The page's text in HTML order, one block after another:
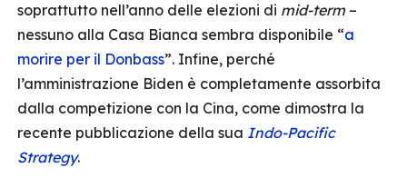
soprattutto nell’anno delle elezioni di mid-term–
nessuno alla Casa Bianca sembra disponibile “a
morire per il Donbass”. Infine, perché
l’amministrazione Biden è completamente assorbita
dalla competizione con la Cina, come dimostra la
recente pubblicazione della sua Indo-Pacific
Strategy.